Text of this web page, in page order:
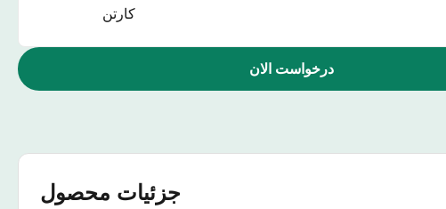
کارتن
درخواست الان
جزئیات محصول